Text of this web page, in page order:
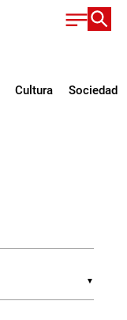
Cultura Sociedad
▼